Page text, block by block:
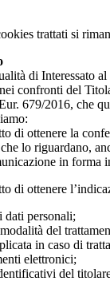
trattati si
di Interessato al
confronti del
679/2016, che
di ottenere la
lo riguardano,
in forma
di ottenere
dati personali;
del
in caso di
elettronici;
del